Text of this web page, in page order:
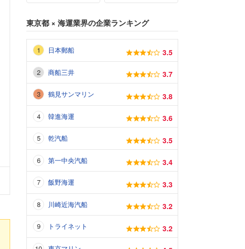
東京都 × 海運業界の企業ランキング
日本郵船 3.5
商船三井 3.7
鶴見サンマリン 3.8
韓進海運 3.6
乾汽船 3.5
第一中央汽船 3.4
飯野海運 3.3
川崎近海汽船 3.2
トライネット 3.2